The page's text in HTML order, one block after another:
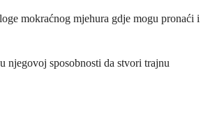
mokraćnog mjehura gdje mogu pronaći i
njegovoj sposobnosti da stvori trajnu